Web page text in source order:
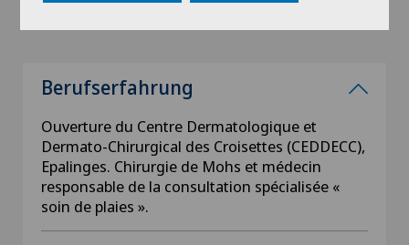
Berufserfahrung
Ouverture du Centre Dermatologique et
Dermato-Chirurgical des Croisettes (CEDDECC),
Epalinges. Chirurgie de Mohs et médecin
responsable de la consultation spécialisée «
soin de plaies ».